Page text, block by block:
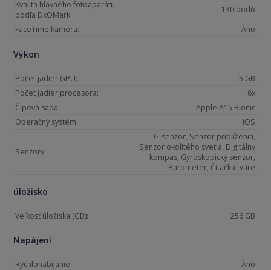
Kvalita hlavného fotoaparátu
podľa DxOMark:
130 bodů
FaceTime kamera:
Áno
Výkon
Počet jadier GPU:
5 GB
Počet jadier procesora:
6x
Čipová sada:
Apple A15 Bionic
Operačný systém:
iOS
Senzory:
G-senzor, Senzor priblíženia,
Senzor okolitého svetla, Digitálny
kompas, Gyroskopický senzor,
Barometer, Čítačka tváre
úložisko
Veľkosť úložiska (GB): 256 GB
Napájení
Rýchlonabíjanie:
Áno